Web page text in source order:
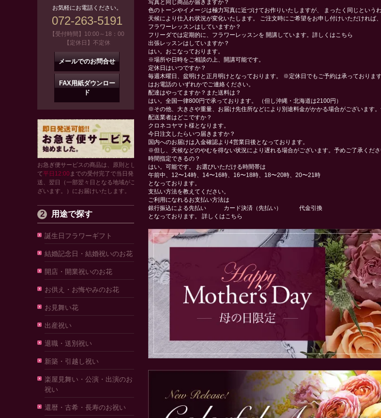
お気軽にお電話ください。
072-263-5191
【受付時間】10:00～18：00
【定休日】不定休
メールでのお問合せ
FAX用紙ダウンロー
ド
お急ぎ便サービスの商品は、原則とし
て平日12:00 までの受付完了で当日発
送、翌日（一部翌々日となる地域がご
ざいます。）にお届けいたします。
用途で探す
誕生日フラワーギフト
結婚記念日・結婚祝いのお花
開店・開業祝いのお花
お供え・お悔やみのお花
お見舞い花
出産祝い
退職・送別祝い
新築・引越し祝い
楽屋見舞い・公演・出演のお
祝い
還暦・古希・長寿のお祝い
写真と同じ商品が届きますか？
色のトーンやイメージは極力写真に近づけてお作りいたしますが、 まったく同じという
天候により仕入れ状況が変化いたします。 ご注文時にご希望をお申し付けいただければ
フラワーレッスンはしていますか？
フリーダでは定期的に、フラワーレッスンを 開講しています。 詳しくはこちら
出張レッスンはしていますか？
はい。おこなっております。
※場所や日時をご相談の上、開講可能です。
定休日はいつですか？
毎週木曜日、盆明けと正月明けとなっております。 ※定休日でもご予約は承っておりま
はお電話の いずれかでご連絡ください。
配達はやってますか？また送料は？
はい。全国一律800円で承っております。
（但し沖縄・北海道は2100円）
※その他、大きさや重量、お届け先住所などにより別途料金がかかる場合がございます。
配送業者はどこですか？
クロネコヤマト様となります。
今日注文したらいつ届きますか？
国内へのお届けは入金確認より4営業日後となっております。
※但し、天候などのやむを得ない状況により遅れる場合がございます。予めご了承くださ
時間指定できるの？
はい。可能です。 お選びいただける時間帯は
午前中、12〜14時、14〜16時、16〜18時、18〜20時、20〜21時
となっております。
支払い方法を教えてください。
ご利用になれるお支払い方法は
銀行振込による先払い カード決済（先払い） 代金引換
となっております。 詳しくはこちら